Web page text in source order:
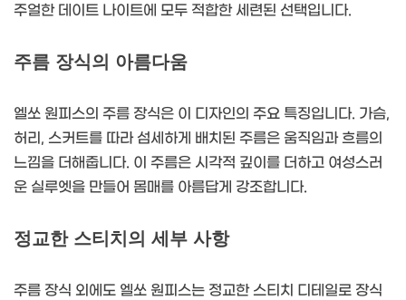
주얼한 데이트 나이트에 모두 적합한 세련된 선택입니다.
주름 장식의 아름다움
엘쏘 원피스의 주름 장식은 이 디자인의 주요 특징입니다. 가슴,
허리, 스커트를 따라 섬세하게 배치된 주름은 움직임과 흐름의
느낌을 더해줍니다. 이 주름은 시각적 깊이를 더하고 여성스러
운 실루엣을 만들어 몸매를 아름답게 강조합니다.
정교한 스티치의 세부 사항
주름 장식 외에도 엘쏘 원피스는 정교한 스티치 디테일로 장식